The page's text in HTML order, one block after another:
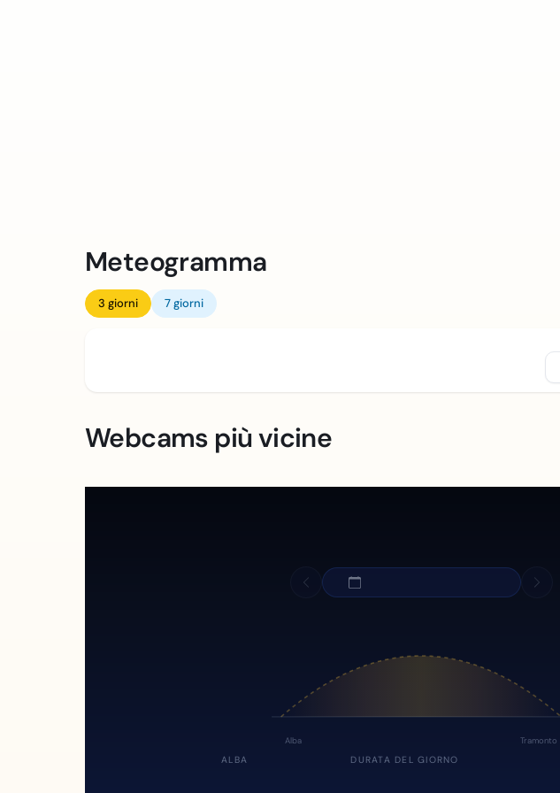
Meteogramma
3 giorni 7 giorni
Webcams più vicine
Alba Tramonto
ALBA DURATA DEL GIORNO